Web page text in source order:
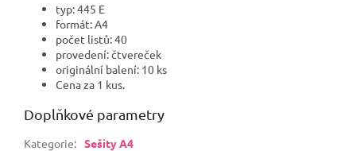
typ: 445 E
formát: A4
počet listů: 40
provedení: čtvereček
originální balení: 10 ks
Cena za 1 kus.
Doplňkové parametry
Kategorie: Sešity A4